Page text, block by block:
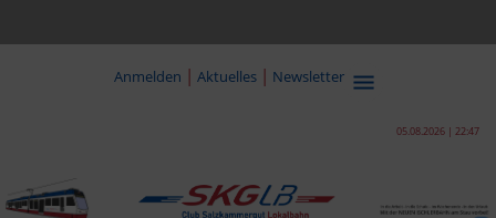
Anmelden | Aktuelles | Newsletter
05.08.2026 | 22:47